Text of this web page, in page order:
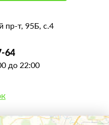
пр-т, 95Б, с.4
64
до 22:00